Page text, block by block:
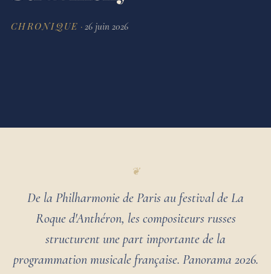
CHRONIQUE ·26 juin 2026
De la Philharmonie de Paris au festival de La
Roque d'Anthéron, les compositeurs russes
structurent une part importante de la
programmation musicale française. Panorama 2026.